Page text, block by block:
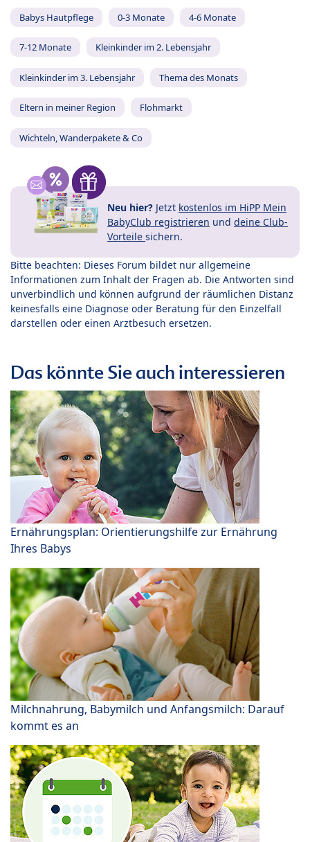
Babys Hautpflege 0-3 Monate 4-6 Monate
7-12 Monate Kleinkinder im 2. Lebensjahr
Kleinkinder im 3. Lebensjahr Thema des Monats
Eltern in meiner Region Flohmarkt
Wichteln, Wanderpakete & Co
Neu hier? Jetzt kostenlos im HiPP Mein
BabyClub registrieren und deine Club-
Vorteile sichern.
Bitte beachten: Dieses Forum bildet nur allgemeine
Informationen zum Inhalt der Fragen ab. Die Antworten sind
unverbindlich und können aufgrund der räumlichen Distanz
keinesfalls eine Diagnose oder Beratung für den Einzelfall
darstellen oder einen Arztbesuch ersetzen.
Das könnte Sie auch interessieren
Ernährungsplan: Orientierungshilfe zur Ernährung
Ihres Babys
Milchnahrung, Babymilch und Anfangsmilch: Darauf
kommt es an